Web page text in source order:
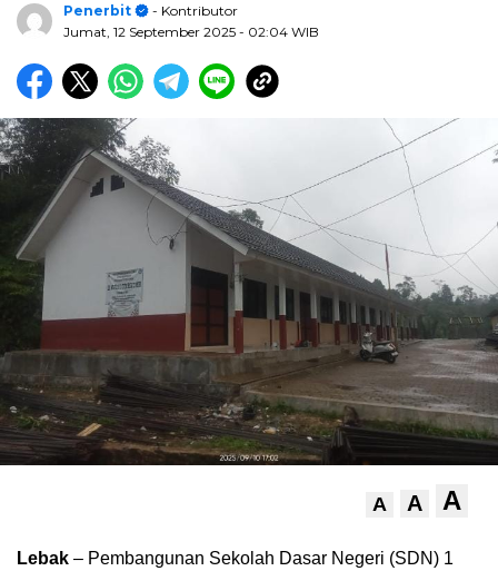
Penerbit
- Kontributor
Jumat, 12 September 2025 - 02:04 WIB
A A A
Lebak – Pembangunan Sekolah Dasar Negeri (SDN) 1